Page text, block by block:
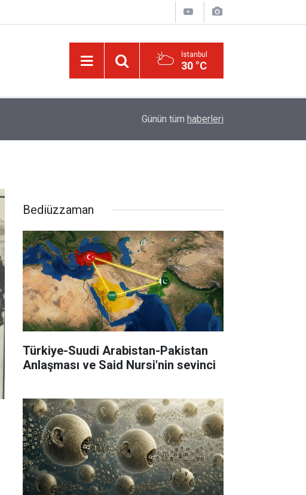
İstanbul
30 °C
atabilir' uyarısı
Günün tüm haberleri
Bediüzzaman
Türkiye-Suudi Arabistan-Pakistan
Anlaşması ve Said Nursi'nin sevinci